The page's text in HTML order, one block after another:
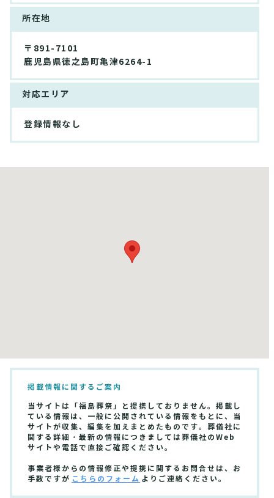
所在地
〒891-7101
鹿児島県徳之島町亀津6264-1
対応エリア
登録情報なし
掲載情報に関するご案内
当サイトは「福島葬祭」と提携しておりません。掲載し
ている情報は、一般に公開されている情報をもとに、当
サイトが収集、編集を加えまとめたものです。葬儀社に
関する詳細・最新の情報につきましては葬儀社のWeb
サイトや電話で直接ご確認ください。
事業者様からの情報修正や提携に関するお問合せは、お
手数ですが こちらのフォーム よりご連絡ください。